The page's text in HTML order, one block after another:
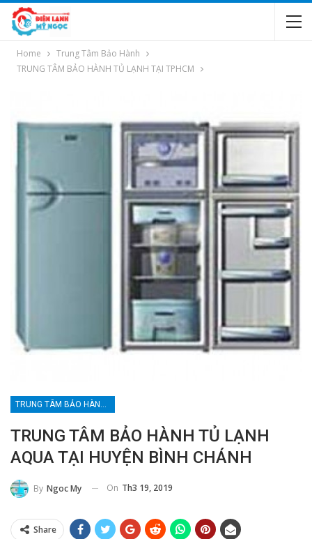
Home
Trung Tâm Bảo Hành
TRUNG TÂM BẢO HÀNH TỦ LẠNH TẠI TPHCM
TRUNG TÂM BẢO HÀNH TỦ LẠNH TẠI TPHCM
TRUNG TÂM BẢO HÀNH TỦ LẠNH
AQUA TẠI HUYỆN BÌNH CHÁNH
By Ngoc My On Th3 19, 2019
Share